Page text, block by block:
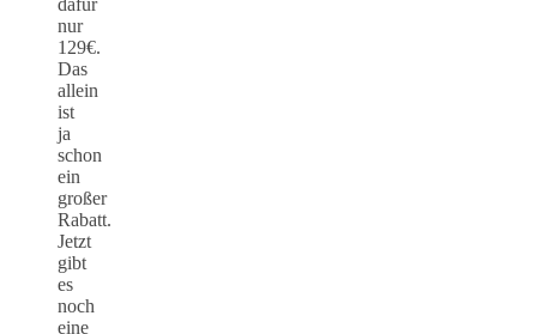
nur
129€.
Das
allein
ist
ja
schon
ein
großer
Rabatt.
Jetzt
gibt
es
noch
eine